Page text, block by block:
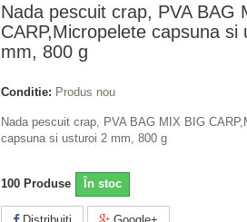
Nada pescuit crap, PVA BAG
CARP,Micropelete capsuna si
mm, 800 g
Conditie: Produs nou
Nada pescuit crap, PVA BAG MIX BIG
capsuna si usturoi 2 mm, 800 g
100 Produse În stoc